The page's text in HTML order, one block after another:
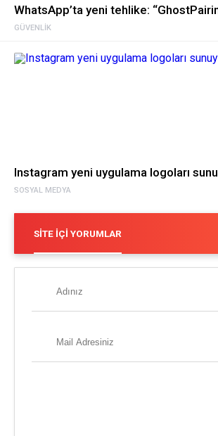
GÜVENLIK
WhatsApp’ta yeni tehlike:
SOSYAL MEDYA
Instagram yeni uygulama logoları
SITE İÇI YORUMLAR